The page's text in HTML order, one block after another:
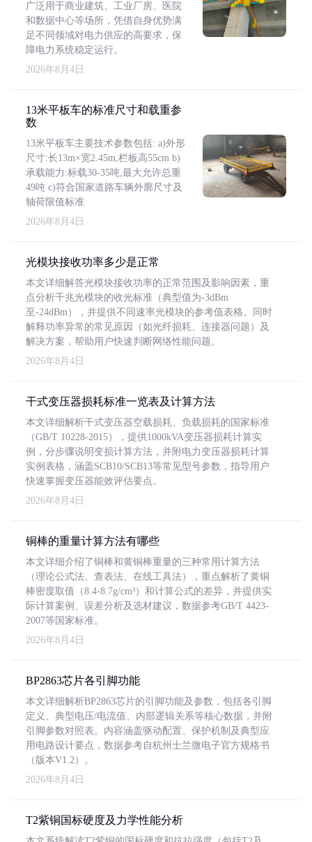
广泛用于商业建筑、工业厂房、医院
和数据中心等场所，凭借自身优势满
足不同领域对电力供应的高要求，保
障电力系统稳定运行。
2026年8月4日
13米平板车的标准尺寸和载重参
数
13米平板车主要技术参数包括: a)外形
尺寸:长13m×宽2.45m,栏板高55cm b)
承载能力:标载30-35吨,最大允许总重
49吨 c)符合国家道路车辆外廓尺寸及
轴荷限值标准
2026年8月4日
光模块接收功率多少是正常
本文详细解答光模块接收功率的正常范围及影响因素，重
点分析千兆光模块的收光标准（典型值为-3dBm
至-24dBm），并提供不同速率光模块的参考值表格。同时
解释功率异常的常见原因（如光纤损耗、连接器问题）及
解决方案，帮助用户快速判断网络性能问题。
2026年8月4日
干式变压器损耗标准一览表及计算方法
本文详细解析干式变压器空载损耗、负载损耗的国家标准
（GB/T 10228-2015），提供1000kVA变压器损耗计算实
例，分步骤说明变损计算方法，并附电力变压器损耗计算
实例表格，涵盖SCB10/SCB13等常见型号参数，指导用户
快速掌握变压器能效评估要点。
2026年8月4日
铜棒的重量计算方法有哪些
本文详细介绍了铜棒和黄铜棒重量的三种常用计算方法
（理论公式法、查表法、在线工具法），重点解析了黄铜
棒密度取值（8.4-8.7g/cm³）和计算公式的差异，并提供实
际计算案例、误差分析及选材建议，数据参考GB/T 4423-
2007等国家标准。
2026年8月4日
BP2863芯片各引脚功能
本文详细解析BP2863芯片的引脚功能及参数，包括各引脚
定义、典型电压/电流值、内部逻辑关系等核心数据，并附
引脚参数对照表。内容涵盖驱动配置、保护机制及典型应
用电路设计要点，数据参考自杭州士兰微电子官方规格书
（版本V1.2）。
2026年8月4日
T2紫铜国标硬度及力学性能分析